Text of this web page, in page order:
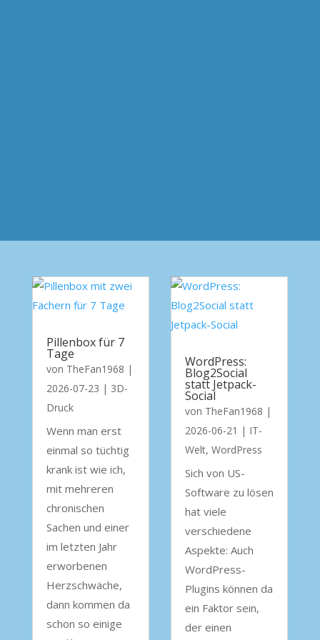
Pillenbox für 7
Tage
von TheFan1968 |
2026-07-23 | 3D-
Druck
Wenn man erst
einmal so tüchtig
krank ist wie ich,
mit mehreren
chronischen
Sachen und einer
im letzten Jahr
erworbenen
Herzschwäche,
dann kommen da
schon so einige
WordPress:
Blog2Social
statt Jetpack-
Social
von TheFan1968 |
2026-06-21 | IT-
Welt, WordPress
Sich von US-
Software zu lösen
hat viele
verschiedene
Aspekte: Auch
WordPress-
Plugins können da
ein Faktor sein,
der einen